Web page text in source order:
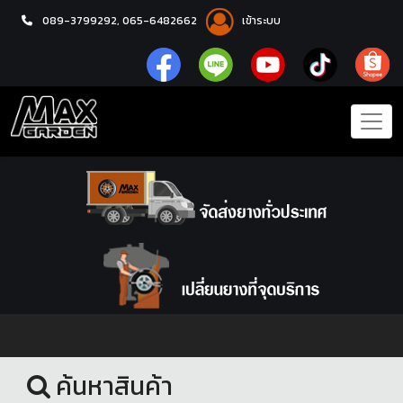
089-3799292, 065-6482662 เข้าระบบ
หน้าแรก
ค้นหาสินค้า